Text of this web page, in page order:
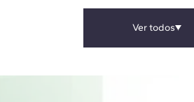
Ver todos